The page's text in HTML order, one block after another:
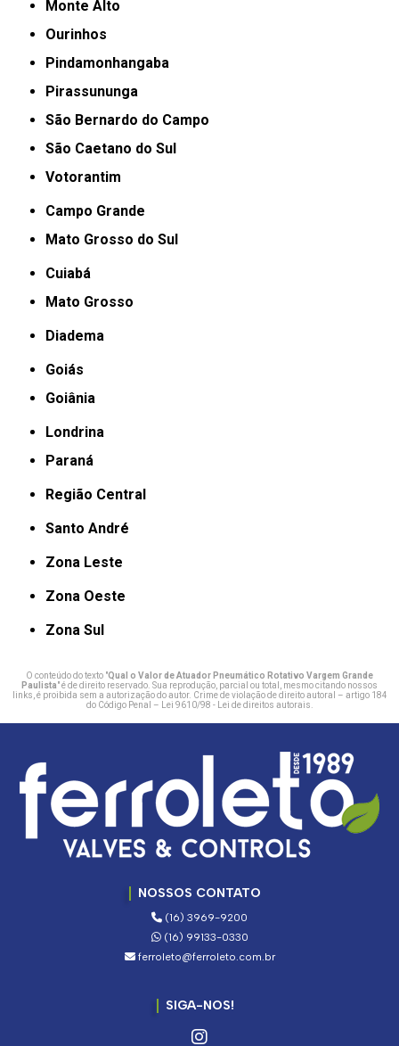
Monte Alto
Ourinhos
Pindamonhangaba
Pirassununga
São Bernardo do Campo
São Caetano do Sul
Votorantim
Campo Grande
Mato Grosso do Sul
Cuiabá
Mato Grosso
Diadema
Goiás
Goiânia
Londrina
Paraná
Região Central
Santo André
Zona Leste
Zona Oeste
Zona Sul
O conteúdo do texto "Qual o Valor de Atuador Pneumático Rotativo Vargem Grande
Paulista" é de direito reservado. Sua reprodução, parcial ou total, mesmo citando nossos
links, é proibida sem a autorização do autor. Crime de violação de direito autoral – artigo 184
do Código Penal –
Lei 9610/98 - Lei de direitos autorais
NOSSOS CONTATO
(16) 3969-9200
(16) 99133-0330
ferroleto@ferroleto.com.br
SIGA-NOS!